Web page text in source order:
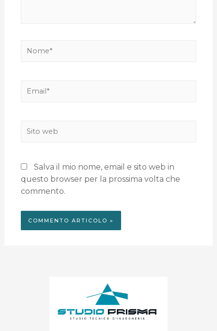
Salva il mio nome, email e sito web in
questo browser per la prossima volta che
commento.